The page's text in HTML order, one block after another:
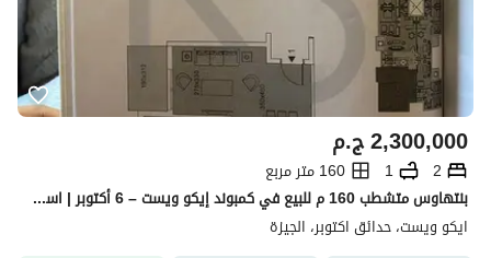
ج.م2,300,000
2
1
160 متر مربع
بنتهاوس متشطب 160 م للبيع في كمبوند إيكو ويست – 6 أكتوبر | استلام سبتمبر 2026
ايكو ويست، حدائق اكتوبر، الجيزة